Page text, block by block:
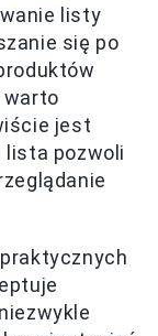
listy
się po
warto
jest
lista pozwoli